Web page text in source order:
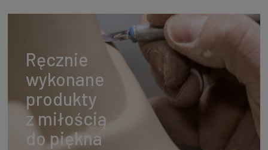
Ręcznie
wykonane
produkty
z miłością
do piękna